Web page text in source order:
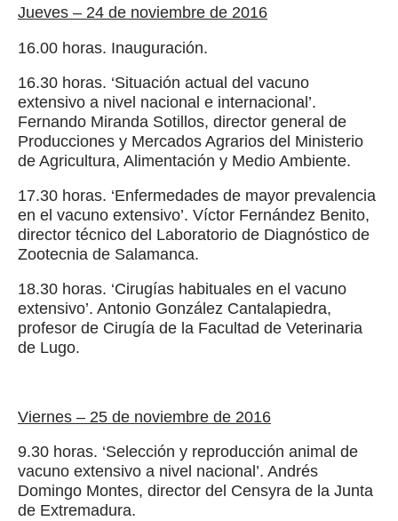
Jueves – 24 de noviembre de 2016
16.00 horas. Inauguración.
16.30 horas. ‘Situación actual del vacuno
extensivo a nivel nacional e internacional’.
Fernando Miranda Sotillos, director general de
Producciones y Mercados Agrarios del Ministerio
de Agricultura, Alimentación y Medio Ambiente.
17.30 horas. ‘Enfermedades de mayor prevalencia
en el vacuno extensivo’. Víctor Fernández Benito,
director técnico del Laboratorio de Diagnóstico de
Zootecnia de Salamanca.
18.30 horas. ‘Cirugías habituales en el vacuno
extensivo’. Antonio González Cantalapiedra,
profesor de Cirugía de la Facultad de Veterinaria
de Lugo.
Viernes – 25 de noviembre de 2016
9.30 horas. ‘Selección y reproducción animal de
vacuno extensivo a nivel nacional’. Andrés
Domingo Montes, director del Censyra de la Junta
de Extremadura.